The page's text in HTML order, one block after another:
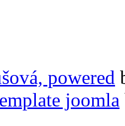
powered
joomla